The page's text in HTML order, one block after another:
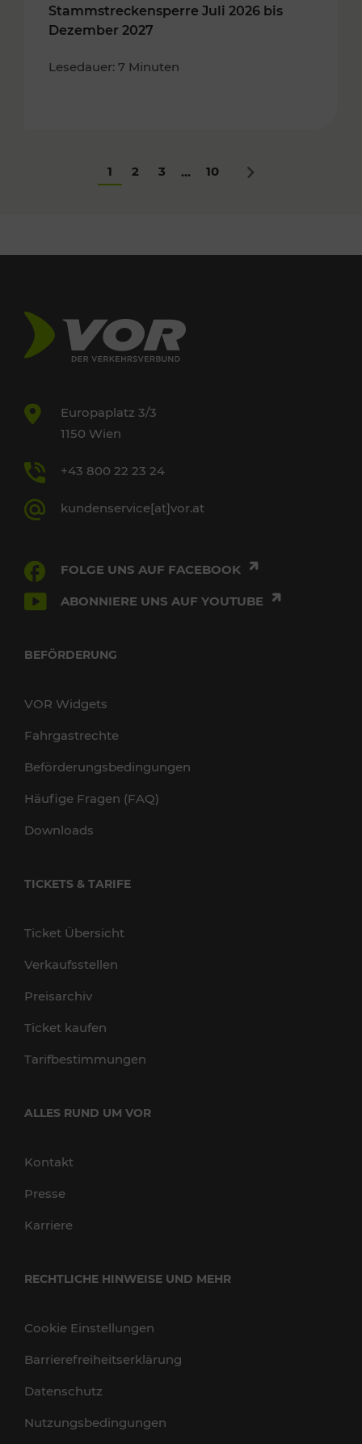
Stammstreckensperre Juli 2026 bis
Dezember 2027
Lesedauer: 7 Minuten
1 2 3 ... 10 Nächstes
Europaplatz 3/3
1150 Wien
+43 800 22 23 24
kundenservice[at]vor.at
FOLGE UNS AUF FACEBOOK
ABONNIERE UNS AUF YOUTUBE
BEFÖRDERUNG
VOR Widgets
Fahrgastrechte
Beförderungsbedingungen
Häufige Fragen (FAQ)
Downloads
TICKETS & TARIFE
Ticket Übersicht
Verkaufsstellen
Preisarchiv
Ticket kaufen
Tarifbestimmungen
ALLES RUND UM VOR
Kontakt
Presse
Karriere
RECHTLICHE HINWEISE UND MEHR
Cookie Einstellungen
Barrierefreiheitserklärung
Datenschutz
Nutzungsbedingungen